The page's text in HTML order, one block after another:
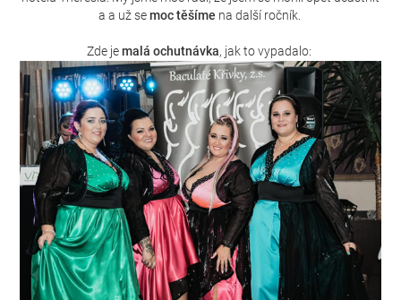
a a už semoc těšíme na další ročník.
Zde jemalá ochutnávka, jak to vypadalo: